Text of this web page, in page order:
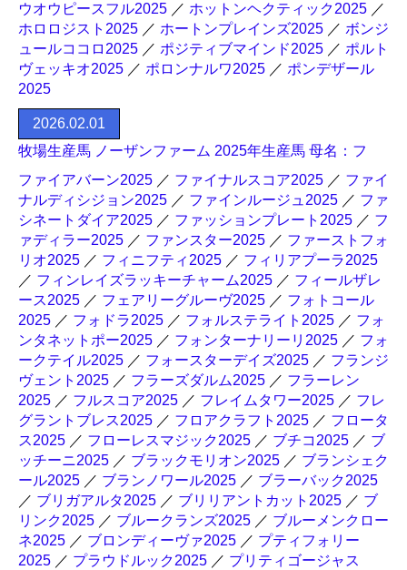
ウオウピースフル2025 ／ ホットンヘクティック2025 ／
ホロロジスト2025 ／ ホートンプレインズ2025 ／ ボンジ
ュールココロ2025 ／ ポジティブマインド2025 ／ ポルト
ヴェッキオ2025 ／ ポロンナルワ2025 ／ ポンデザール
2025
2026.02.01
牧場生産馬 ノーザンファーム 2025年生産馬 母名：フ
ファイアバーン2025 ／ ファイナルスコア2025 ／ ファイ
ナルディシジョン2025 ／ ファインルージュ2025 ／ ファ
シネートダイア2025 ／ ファッションプレート2025 ／ フ
ァディラー2025 ／ ファンスター2025 ／ ファーストフォ
リオ2025 ／ フィニフティ2025 ／ フィリアプーラ2025
／ フィンレイズラッキーチャーム2025 ／ フィールザレ
ース2025 ／ フェアリーグルーヴ2025 ／ フォトコール
2025 ／ フォドラ2025 ／ フォルステライト2025 ／ フォ
ンタネットポー2025 ／ フォンターナリーリ2025 ／ フォ
ークテイル2025 ／ フォースターデイズ2025 ／ フランジ
ヴェント2025 ／ フラーズダルム2025 ／ フラーレン
2025 ／ フルスコア2025 ／ フレイムタワー2025 ／ フレ
グラントブレス2025 ／ フロアクラフト2025 ／ フロータ
ス2025 ／ フローレスマジック2025 ／ ブチコ2025 ／ ブ
ッチーニ2025 ／ ブラックモリオン2025 ／ ブランシェク
ール2025 ／ ブランノワール2025 ／ ブラーバック2025
／ ブリガアルタ2025 ／ ブリリアントカット2025 ／ ブ
リンク2025 ／ ブルークランズ2025 ／ ブルーメンクロー
ネ2025 ／ ブロンディーヴァ2025 ／ プティフォリー
2025 ／ プラウドルック2025 ／ プリティゴージャス